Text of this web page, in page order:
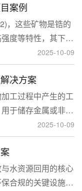
案例
，这些矿物是锆的
度等特性，其下游
、电子和化工等多
的需求不断增长。
2025-10-09
决方案
工过程中产生的工
于储存金属或非金
系统、排水系统和
型、山坡型、平地
2025-10-09
水资源回用的核心
合规的关键设施。